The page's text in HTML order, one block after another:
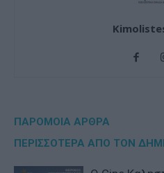
ΠΑΡΟΜΟΙΑ ΑΡΘΡΑ
ΠΕΡΙΣΣΟΤΕΡΑ ΑΠΟ ΤΟΝ